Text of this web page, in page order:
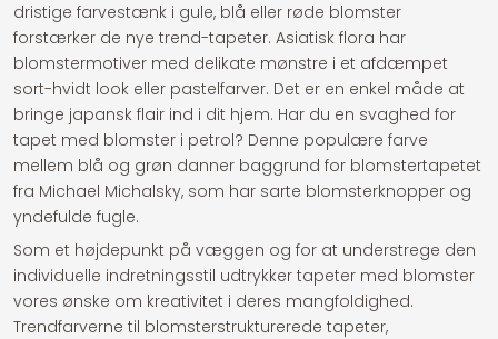
dristige farvestænk i gule, blå eller røde blomster
forstærker de nye trend-tapeter. Asiatisk flora har
blomstermotiver med delikate mønstre i et afdæmpet
sort-hvidt look eller pastelfarver. Det er en enkel måde at
bringe japansk flair ind i dit hjem. Har du en svaghed for
tapet med blomster i petrol? Denne populære farve
mellem blå og grøn danner baggrund for blomstertapetet
fra Michael Michalsky, som har sarte blomsterknopper og
yndefulde fugle.
Som et højdepunkt på væggen og for at understrege den
individuelle indretningsstil udtrykker tapeter med blomster
vores ønske om kreativitet i deres mangfoldighed.
Trendfarverne til blomsterstrukturerede tapeter,